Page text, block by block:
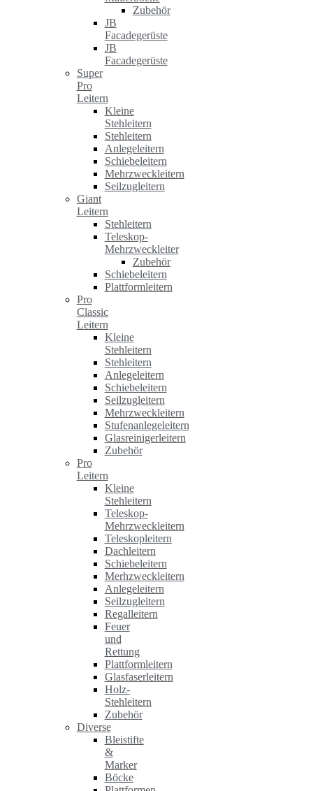
Zubehör
JB
Facadegerüste
JB
Facadegerüste
Super
Pro
Leitern
Kleine
Stehleitern
Stehleitern
Anlegeleitern
Schiebeleitern
Mehrzweckleitern
Seilzugleitern
Giant
Leitern
Stehleitern
Teleskop-
Mehrzweckleiter
Zubehör
Schiebeleitern
Plattformleitern
Pro
Classic
Leitern
Kleine
Stehleitern
Stehleitern
Anlegeleitern
Schiebeleitern
Seilzugleitern
Mehrzweckleitern
Stufenanlegeleitern
Glasreinigerleitern
Zubehör
Pro
Leitern
Kleine
Stehleitern
Teleskop-
Mehrzweckleitern
Teleskopleitern
Dachleitern
Schiebeleitern
Merhzweckleitern
Anlegeleitern
Seilzugleitern
Regalleitern
Feuer
und
Rettung
Plattformleitern
Glasfaserleitern
Holz-
Stehleitern
Zubehör
Diverse
Bleistifte
&
Marker
Böcke